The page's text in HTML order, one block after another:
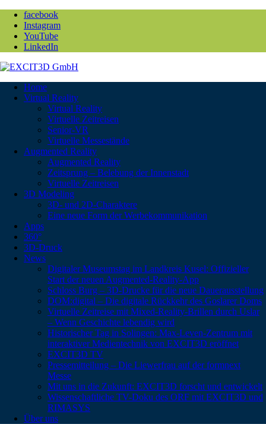
facebook
Instagram
YouTube
LinkedIn
Home
Virtual Reality
Virtual Reality
Virtuelle Zeitreisen
Senior-VR
Virtuelle Messestände
Augmented Reality
Augmented Reality
Zeitsprung – Belebung der Innenstadt
Virtuelle Zeitreisen
3D Modeling
3D- und 2D-Charaktere
Eine neue Form der Werbekommunikation
Apps
360°
3D-Druck
News
Digitaler Museumstag im Landkreis Kusel: Offizieller
Start der neuen Augmented-Reality-App
Schloss Burg – 3D-Drucke für die neue Dauerausstellung
DOM:digital – Die digitale Rückkehr des Goslarer Doms
Virtuelle Zeitreise mit Mixed-Reality-Brillen durch Uslar
– Wenn Geschichte lebendig wird
Historischer Tag in Solingen: Max-Leven-Zentrum mit
interaktiver Medientechnik von EXCIT3D eröffnet
EXCIT3D TV
Pressemitteilung – Die Liewerfrau auf der formnext
Messe
Mit uns in die Zukunft: EXCIT3D forscht und entwickelt
Wissenschaftliche TV-Doku des ORF mit EXCIT3D und
RIMASYS
Über uns